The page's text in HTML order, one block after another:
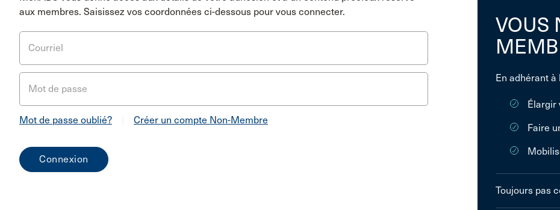
aux membres. Saisissez vos coordonnées ci-dessous pour vous connecter.
Courriel
Mot de passe
Mot de passe oublié? Créer un compte Non-Membre
VOUS
En adhérant à
Élargir
Faire
Toujours pas